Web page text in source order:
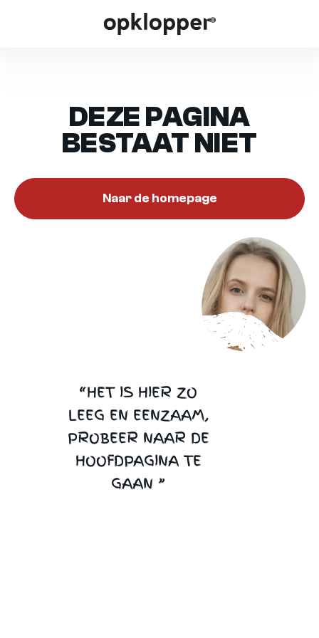
DEZE PAGINA
BESTAAT NIET
“HET IS HIER ZO
LEEG EN EENZAAM,
PROBEER NAAR DE
HOOFDPAGINA TE
GAAN ”
Naar de homepage